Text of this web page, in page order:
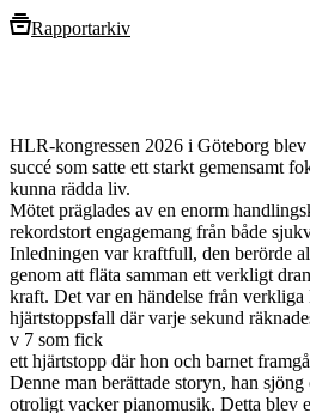
Rapportarkiv
HLR-kongressen 2026 i Göteborg
succé som satte ett starkt gemensamt
kunna rädda liv.
Mötet präglades av en enorm
rekordstort engagemang från både
Inledningen var kraftfull, den berörde
genom att fläta samman ett verkligt
kraft. Det var en händelse från
hjärtstoppsfall där varje sekund
v 7 som fick
ett hjärtstopp där hon och barnet
Denne man berättade storyn, han
otroligt vacker pianomusik. Detta blev